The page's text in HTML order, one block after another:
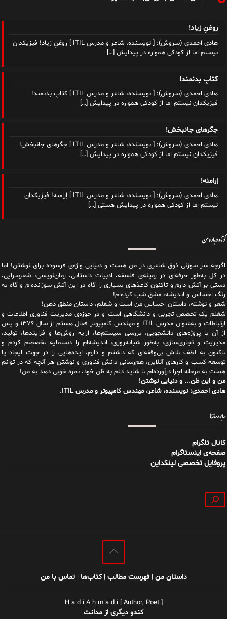
روغنِ زیاد!
هادی احمدی (سروش): [ نویسنده، شاعر و مدرس ITIL ] روغنِ زیاد! فیزیکدان
نیستم اما از کودکی همواره در پیدایش […]
کتابِ بدنمند!
هادی احمدی (سروش): [ نویسنده، شاعر و مدرس ITIL ] کتابِ بدنمند!
فیزیکدان نیستم اما از کودکی همواره در پیدایش […]
جگرهای جانبخش!
هادی احمدی (سروش): [ نویسنده، شاعر و مدرس ITIL ] جگرهای جانبخش!
فیزیکدان نیستم اما از کودکی همواره در پیدایش […]
اِرامنه!
هادی احمدی (سروش): [ نویسنده، شاعر و مدرس ITIL ] اِرامنه! فیزیکدان
نیستم اما از کودکی همواره در پیدایش هستی […]
کوتاه درباره من
اگرچه سر سوزنی ذوق شاعری در من هست و دنیایی واژه‌‌ی فرسوده برای نوشتن! اما
در کل به‌طور حرفه‌ای در زمینه‌ی فلسفه، ادبیات داستانی، رمان‌نویسی، شعرسرایی،
دستی بر آتش دارم و تاکنون کاغذهای بسیاری را گاه در این آتش سوزانده‌ام و گاه به
رنگ احساس و اندیشه، مشق شب کرده‌ام!
شعر و نوشته، داستان احساس من است و شغلم، داستان منطق ذهن!
شغلم یک تخصص تجربی و دانشگاهی است و در حوزه‌ی مدیریت فناوری اطلاعات و
ارتباطات و به‌عنوان مدرس ITIL و مهندس کامپیوتر فعال هستم از سال ۱۳۷۶ و پس
از آن با پروژه‌های دانشجویی، بررسی سیستم‌ها، ارایه روش‌ها و فرایندها، تولید،
مدیریت و تجاری‌سازی، به‌طور شبانه‌روزی، اندیشه‌ام را دستمایه تخصصم کردم و
تاکنون به لطف تلاش بی‌وقفه‌ای که داشتم و دارم، اید‌ه‌هایی را در جهت ایجاد یا
توسعه کسب و کارهای آنلاین، هم‌رسانی دانش فناوری و نوشتن هر آنچه که در توانم
هست به مرحله اجرا درآورده‌ام تا شاید دلم به ظن خود، نمره خوبی دهد به من!
من و این ظن... و دنیایی نوشتن!
هادی احمدی: نویسنده، شاعر، مهندس کامپیوتر و مدرس ITIL.
سایر رسانه‌ها
کانال تلگرام
صفحه‌ی اینستاگرام
پروفایل تخصصی لینکداین
جستجو
داستان من |فهرست مطالب |کتاب‌ها |تماس با من
H a d i A h m a d i [ Author, Poet ]
کندو دیگری از مدانت